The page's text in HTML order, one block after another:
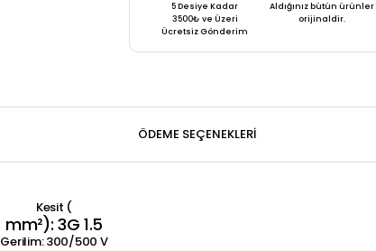
5 Desiye Kadar
3500₺ ve Üzeri
Ücretsiz Gönderim
Aldığınız bütün ürünler
orijinaldir.
ÖDEME SEÇENEKLERI
Kesit (
mm²): 3G 1.5
Gerilim: 300/500 V